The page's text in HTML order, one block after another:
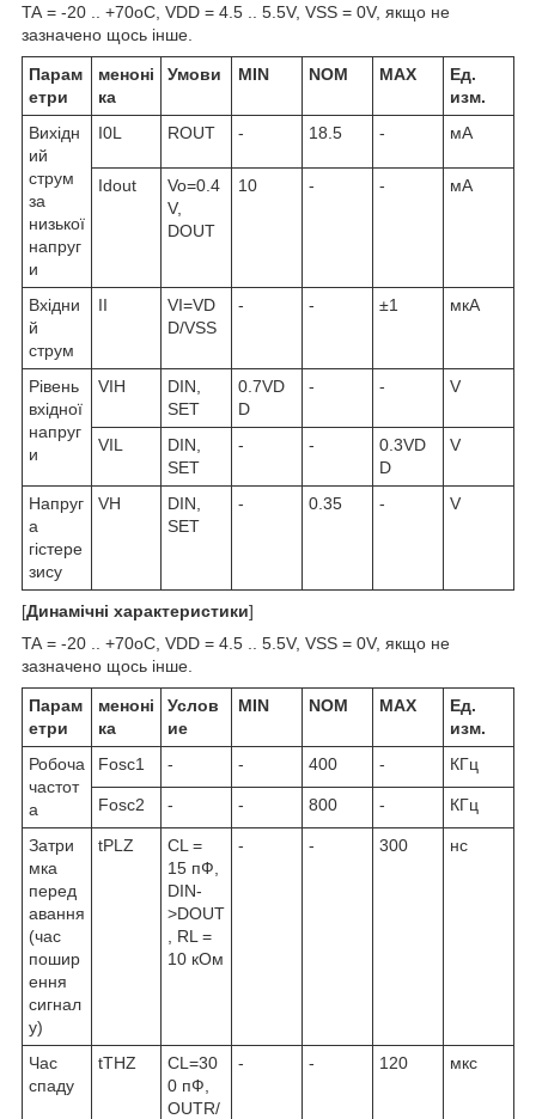
TA = -20 .. +70oC, VDD = 4.5 .. 5.5V, VSS = 0V, якщо не
зазначено щось інше.
Парам
етри
меноні
ка
Умови MIN NOM MAX
Ед.
изм.
Вихідн
ий
струм
за
низької
напруг
и
I0L ROUT - 18.5 - мА
Idout
Vo=0.4
V,
DOUT
10 - - мА
Вхідни
й
струм
II VI=VD
D/VSS
- - ±1 мкА
Рівень
вхідної
напруг
и
VIH DIN
SET
0.7VD
D
- - V
VIL DIN
SET
- - 0.3VD
D
V
Напруг
а
гістере
зису
VH DIN
SET
- 0.35 - V
[Динамічні характеристики]
TA = -20 .. +70oC, VDD = 4.5 .. 5.5V, VSS = 0V, якщо не
зазначено щось інше.
Парам
етри
меноні
ка
Услов
ие
MIN NOM MAX
Ед.
изм.
Робоча
частот
а
Fosc1 - - 400 - КГц
Fosc2 - - 800 - КГц
Затри
мка
перед
авання
(час
пошир
ення
сигнал
у)
tPLZ
CL =
15 пФ,
DIN-
>DOUT
, RL =
10 кОм
- - 300 нс
Час
спаду
tTHZ
CL=30
0 пФ,
OUTR/
- - 120 мкс